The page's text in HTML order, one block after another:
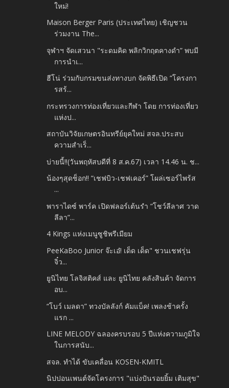
ใหม่!
Maison Berger Paris (ประเทศไทย) เชิญชวน
ร่วมงาน The...
จุฬาฯ จัดเสวนา "ระดมคิด พลิกวิกฤตคางดำ” พบมี
การนำเ...
ฮีโน่ ร่วมกับกรมขนส่งทางบก จัดพิธีเปิด “โครงกา
รสร้...
กระทรวงการท่องเที่ยวและกีฬา โดย การท่องเที่ยว
แห่งป...
สถาบันวิจัยเกษตรอินทรีย์ยุคใหม่ สจล.ประสบ
ความสำเร็...
บ่ายนี้‼️(วันพฤหัสบดีที่ 8 ส.ค.67) เวลา 14.46 น. ช...
น้องๆสุดช็อก!! “เชฟบิว-เชฟเคอร์” โผล่เซอร์ไพร้ส
...
พาราไดซ์ พาร์ค เปิดฟลอร์เต้นรำ “โชว์ลีลาศ วาด
ลีลา”...
4 Kings แห่งเมนูซูชิพรีเมียม
PeeKaBoo Junior จ๊ะเอ๋! เด็ด เด็ด" ชวนเชฟรุ่น
จิ๋ว...
ยูนิไทย โลจิสติคส์ และ ยูนิไทย คลังสินค้า จัดการ
อบ...
“โบว์ เมลดา” ทวงบัลลังก์ คัมแบ็ค! เพลงช้าครั้ง
แรก ...
LINE MELODY ฉลองครบรอบ 5 ปีแห่งความภูมิใจ
ในการสนับ...
สจล. ทำได้ ขับเคลื่อน KOSEN-KMITL
นิปปอนเพนต์จัดโครงการ "แบ่งปันรอยยิ้ม เติมสุข"